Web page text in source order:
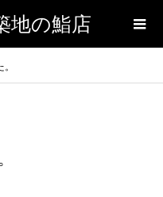
地の鮨店